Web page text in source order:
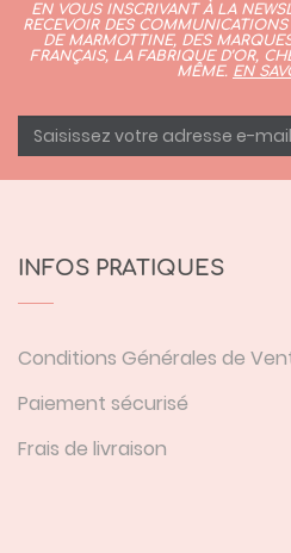
EN VOUS INSCRIVANT À LA
RECEVOIR DES
DE MARMOTTINE, DES
FRANÇAIS, LA FABRIQUE D’OR,
MÊME. EN
INFOS PRATIQUES
Conditions Générales de
Paiement sécurisé
Frais de livraison